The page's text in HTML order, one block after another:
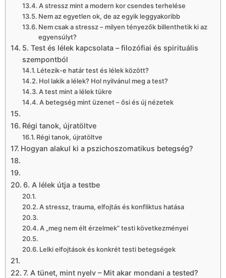
A stressz mint a modern kor csendes terhelése
Nem az egyetlen ok, de az egyik leggyakoribb
Nem csak a stressz – milyen tényezők billenthetik ki az
egyensúlyt?
5. Test és lélek kapcsolata – filozófiai és spirituális
szempontból
Létezik-e határ test és lélek között?
Hol lakik a lélek? Hol nyilvánul meg a test?
A test mint a lélek tükre
A betegség mint üzenet – ősi és új nézetek
Régi tanok, újratöltve
Régi tanok, újratöltve
Hogyan alakul ki a pszichoszomatikus betegség?
6. A lélek útja a testbe
A stressz, trauma, elfojtás és konfliktus hatása
A „meg nem élt érzelmek” testi következményei
Lelki elfojtások és konkrét testi betegségek
7. A tünet, mint nyelv – Mit akar mondani a tested?